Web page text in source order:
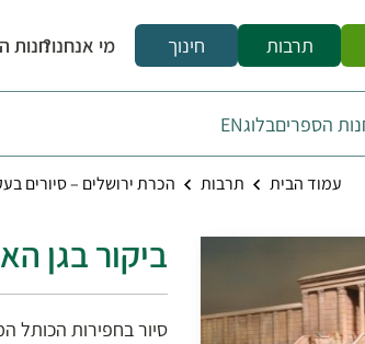
תרבות חינוך מי אנחנו?חנות
הספריםבלוגEN
עמוד הבית תרבות הכרת ירושלים – סיורים
ביקור בגן
סיור בחפירות הכותל